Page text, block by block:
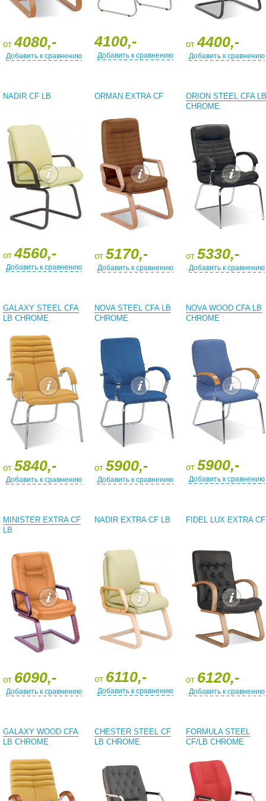
от4080,-
Добавить к сравнению
4100,-
Добавить к сравнению
от4400,-
Добавить к сравнению
NADIR CF LB
от4560,-
Добавить к сравнению
ORMAN EXTRA CF
от 5170,-
Добавить к сравнению
ORION STEEL CFA LB
CHROME
от 5330,-
Добавить к сравнению
GALAXY STEEL CFA
LB CHROME
от 5840,-
Добавить к сравнению
NOVA STEEL CFA LB
CHROME
от 5900,-
Добавить к сравнению
NOVA WOOD CFA LB
CHROME
от 5900,-
Добавить к сравнению
MINISTER EXTRA CF
LB
от 6090,-
Добавить к сравнению
NADIR EXTRA CF LB
от 6110,-
Добавить к сравнению
FIDEL LUX EXTRA CF
от 6120,-
Добавить к сравнению
GALAXY WOOD CFA
LB CHROME
CHESTER STEEL CF
LB CHROME
FORMULA STEEL
CF/LB CHROME